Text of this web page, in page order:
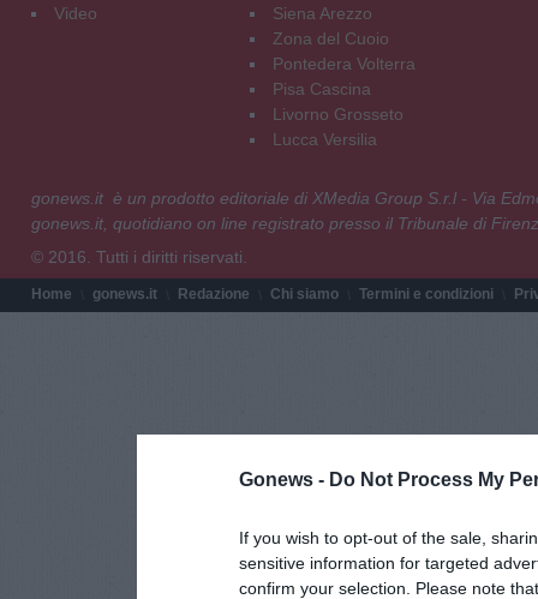
Gonews - Do Not Process My
If you wish to opt-out of the sale,
sensitive information for targeted
confirm your selection. Please note
Video
Siena Arezzo
Zona del Cuoio
Pontedera Volterra
Pisa Cascina
Livorno Grosseto
Lucca Versilia
gonews.it è un prodotto editoriale di XMedia Group S.r.l - Via
gonews.it, quotidiano on line registrato presso il Tribunale di
© 2016. Tutti i diritti riservati.
Home gonews.it Redazione Chi siamo Termini e condizioni